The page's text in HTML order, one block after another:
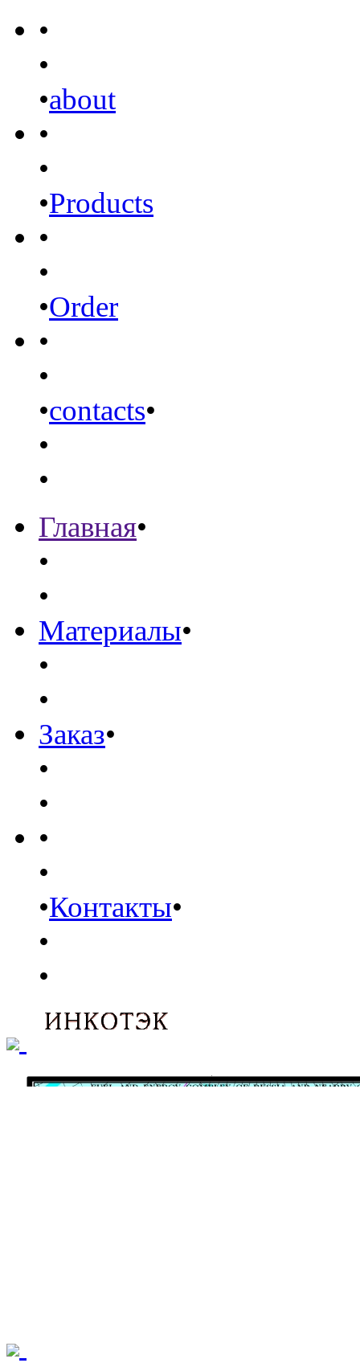
•
•
•about
•
•
•Products
•
•
•Order
•
•
•contacts•
•
•
Главная•
•
•
Материалы•
•
•
Заказ•
•
•
•
•
•Контакты•
•
•